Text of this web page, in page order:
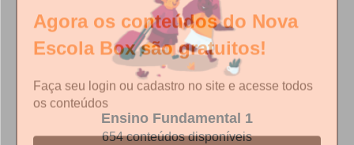
Ensino Fundamental 1
654 conteúdos disponíveis
Escola Box são gratuitos!
Faça seu login ou cadastro no site e acesse todos
FAÇA LOGIN AQUI